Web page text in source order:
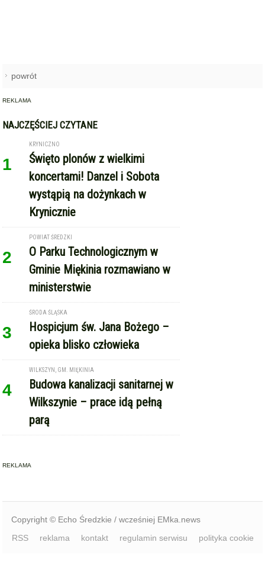
powrót
REKLAMA
NAJCZĘŚCIEJ CZYTANE
1
KRYNICZNO
Święto plonów z wielkimi
koncertami! Danzel i Sobota
wystąpią na dożynkach w
Krynicznie
2
POWIAT ŚREDZKI
O Parku Technologicznym w
Gminie Miękinia rozmawiano w
ministerstwie
3
ŚRODA ŚLĄSKA
Hospicjum św. Jana Bożego –
opieka blisko człowieka
4
WILKSZYN, GM. MIĘKINIA
Budowa kanalizacji sanitarnej w
Wilkszynie – prace idą pełną
parą
REKLAMA
Copyright © Echo Średzkie / wcześniej EMka.news
RSS
reklama kontakt regulamin serwisu polityka cookie